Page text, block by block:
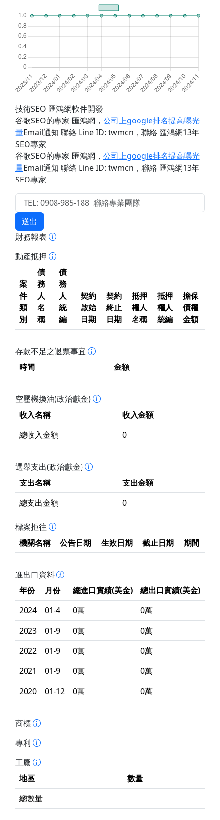
技術SEO 匯鴻網軟件開發
谷歌SEO的專家 匯鴻網 ， 公司上google排名提高曝光
量Email通知 聯絡 Line ID: twmcn ，聯絡 匯鴻網13年
SEO專家
谷歌SEO的專家 匯鴻網 ， 公司上google排名提高曝光
量Email通知 聯絡 Line ID: twmcn ，聯絡 匯鴻網13年
SEO專家
送出
財務報表
動產抵押
案
件
類
別
債
務
人
名
稱
債
務
人
統
編
契約
啟始
日期
契約
終止
日期
抵押
權人
名稱
抵押
權人
統編
擔保
債權
金額
存款不足之退票事宜
時間
金額
空壓機換油(政治獻金)
收入名稱
收入金額
總收入金額
0
選舉支出(政治獻金)
支出名稱
支出金額
總支出金額
0
標案拒往
機關名稱
公告日期 生效日期 截止日期 期間
進出口資料
年份
月份 總進口實績(美金)
總出口實績(美金)
2024
01-4 0萬
0萬
2023
01-9 0萬
0萬
2022
01-9 0萬
0萬
2021
01-9 0萬
0萬
2020
01-12 0萬 0萬
商標
專利
工廠
地區
數量
總數量